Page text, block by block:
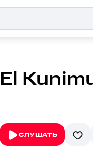
El
СЛУШАТЬ